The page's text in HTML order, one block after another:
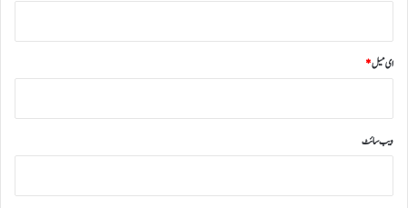
ای میل*
ویب‌ سائٹ